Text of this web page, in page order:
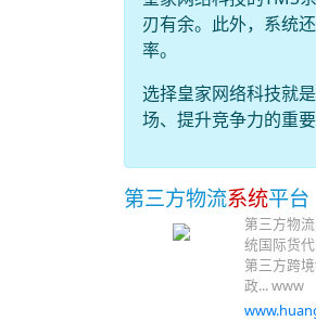
刃有余。此外，系统
率。
选择皇家网络科技就
场、提升竞争力的重
第三方物流系统平台
第三方物
统国际货
第三方跨
政... www